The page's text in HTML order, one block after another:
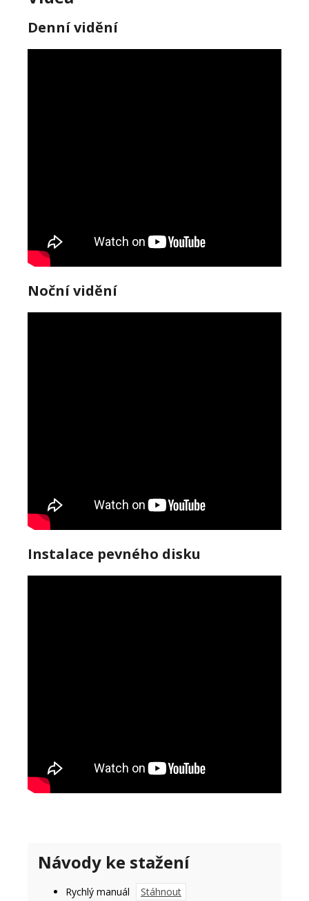
Denní vidění
Noční vidění
Instalace pevného disku
Návody ke stažení
Rychlý manuál
Stáhnout